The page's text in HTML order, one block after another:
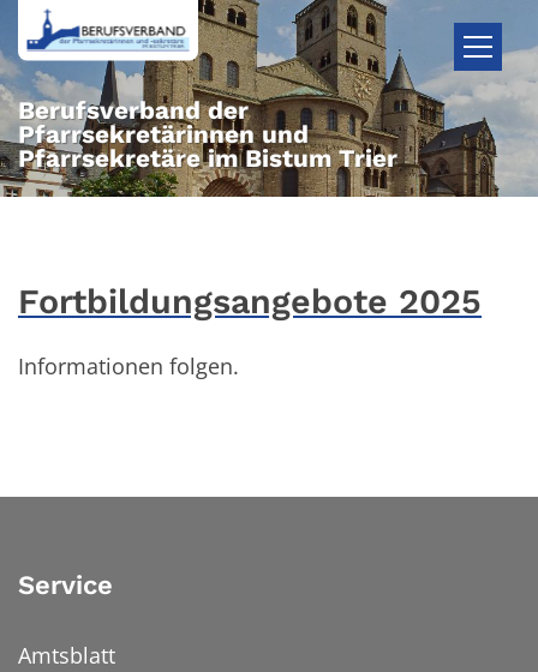
Zum Inhalt springen
Berufsverband der
Pfarrsekretärinnen und
Pfarrsekretäre im Bistum Trier
Fortbildungsangebote 2025
Informationen folgen.
Service
Amtsblatt